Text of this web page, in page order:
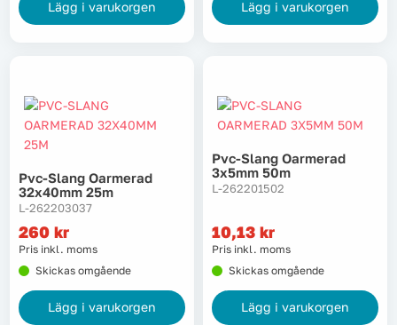
Lägg i varukorgen Lägg i varukorgen
Pvc-Slang Oarmerad
32x40mm 25m
L-262203037
260 kr
Pris inkl. moms
Skickas omgående
Lägg i varukorgen
Pvc-Slang Oarmerad
3x5mm 50m
L-262201502
10,13 kr
Pris inkl. moms
Skickas omgående
Lägg i varukorgen